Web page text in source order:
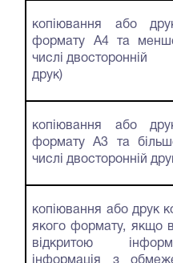
копіювання або
формату А4 та
числі двосторонній
друк)
копіювання або
формату А3 та
числі двосторонній
копіювання або друк
якого формату, якщо
відкритою
інформація з